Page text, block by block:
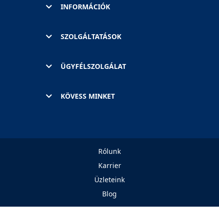
INFORMÁCIÓK
SZOLGÁLTATÁSOK
ÜGYFÉLSZOLGÁLAT
KÖVESS MINKET
Rólunk
Karrier
Üzleteink
Blog